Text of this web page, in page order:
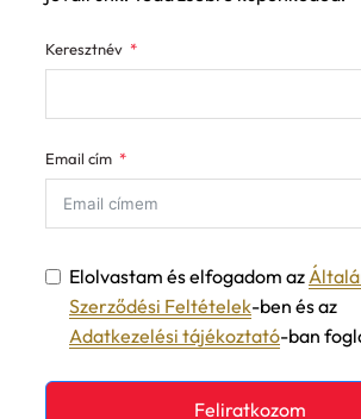
Szerződési Feltételek-ben és az
Adatkezelési tájékoztató-ban
Feliratkozom